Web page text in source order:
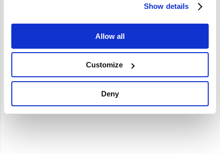
Show details
Allow all
Customize
Deny